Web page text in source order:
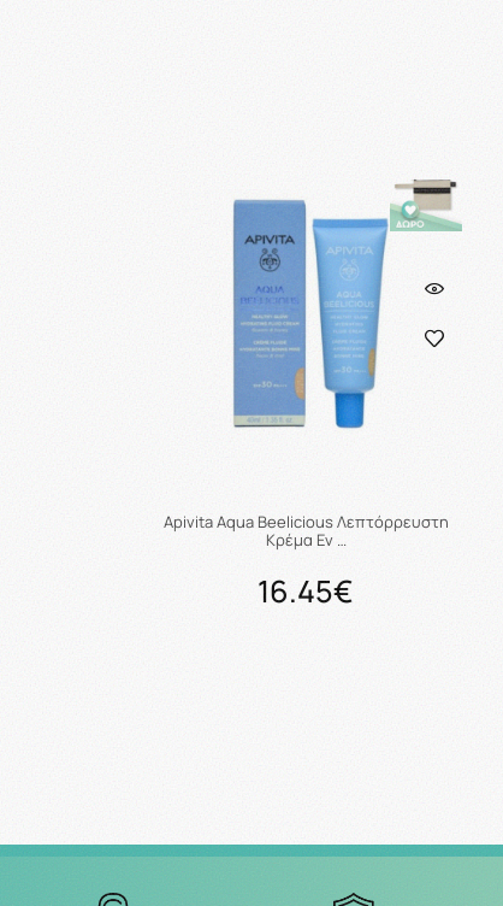
Προσθήκη στο καλάθι
Apivita Aqua Beelicious Λεπτόρρευστη
Κρέμα Εν …
16.45€